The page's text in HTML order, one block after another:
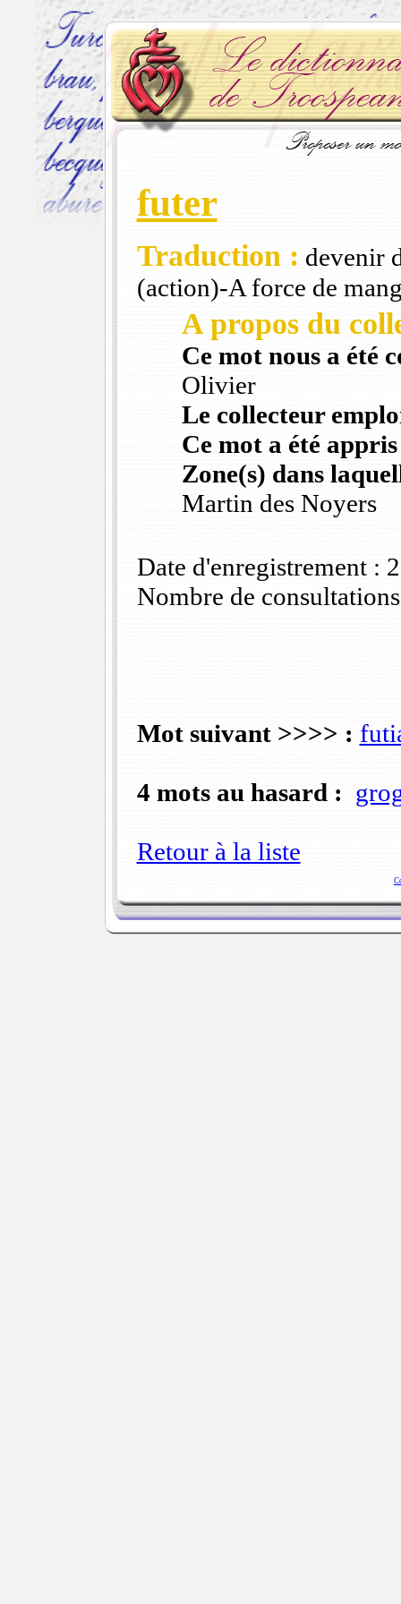
futer
Traduction : devenir
(action)-A force de
A propos du
Ce mot nous a été
Olivier
Le collecteur
Ce mot a été
Zone(s) dans
Martin des Noyers
Date d'enregistrement :
Nombre de
Mot suivant >>>> :
4 mots au hasard :
Retour à la liste